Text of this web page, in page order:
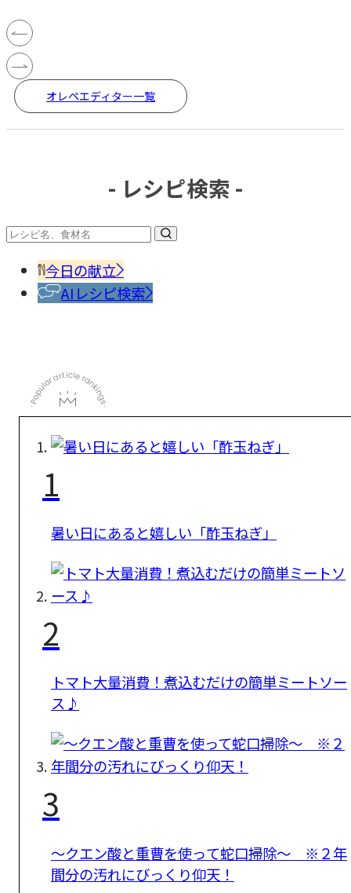
オレペエディター一覧
- レシピ検索 -
今日の献立
AIレシピ検索
1
暑い日にあると嬉しい「酢玉ねぎ」
2
トマト大量消費！煮込むだけの簡単ミートソー
ス♪
3
〜クエン酸と重曹を使って蛇口掃除〜 ※２年
間分の汚れにびっくり仰天！